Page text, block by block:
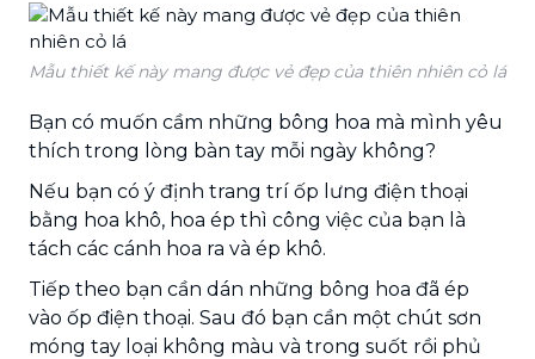
Mẫu thiết kế này mang được vẻ đẹp của thiên nhiên cỏ lá
Bạn có muốn cầm những bông hoa mà mình yêu
thích trong lòng bàn tay mỗi ngày không?
Nếu bạn có ý định trang trí ốp lưng điện thoại
bằng hoa khô, hoa ép thì công việc của bạn là
tách các cánh hoa ra và ép khô.
Tiếp theo bạn cần dán những bông hoa đã ép
vào ốp điện thoại. Sau đó bạn cần một chút sơn
móng tay loại không màu và trong suốt rồi phủ